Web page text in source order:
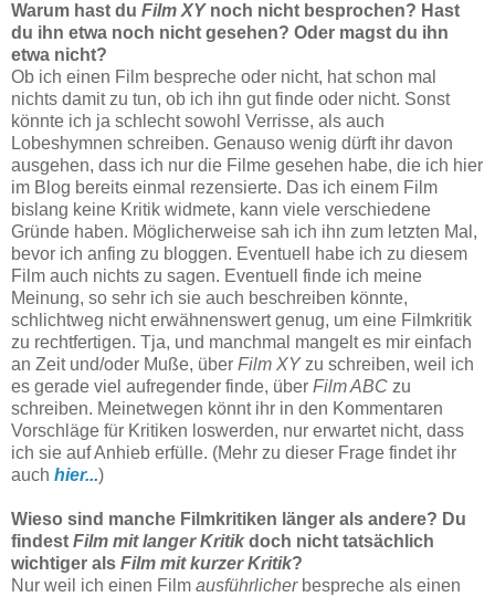
Warum hast du Film XYnoch nicht besprochen? Hast
du ihn etwa noch nicht gesehen? Oder magst du ihn
etwa nicht?
Ob ich einen Film bespreche oder nicht, hat schon mal
nichts damit zu tun, ob ich ihn gut finde oder nicht. Sonst
könnte ich ja schlecht sowohl Verrisse, als auch
Lobeshymnen schreiben. Genauso wenig dürft ihr davon
ausgehen, dass ich nur die Filme gesehen habe, die ich hier
im Blog bereits einmal rezensierte. Das ich einem Film
bislang keine Kritik widmete, kann viele verschiedene
Gründe haben. Möglicherweise sah ich ihn zum letzten Mal,
bevor ich anfing zu bloggen. Eventuell habe ich zu diesem
Film auch nichts zu sagen. Eventuell finde ich meine
Meinung, so sehr ich sie auch beschreiben könnte,
schlichtweg nicht erwähnenswert genug, um eine Filmkritik
zu rechtfertigen. Tja, und manchmal mangelt es mir einfach
an Zeit und/oder Muße, über Film XYzu schreiben, weil ich
es gerade viel aufregender finde, über Film ABC zu
schreiben. Meinetwegen könnt ihr in den Kommentaren
Vorschläge für Kritiken loswerden, nur erwartet nicht, dass
ich sie auf Anhieb erfülle. (Mehr zu dieser Frage findet ihr
auch hier...)
Wieso sind manche Filmkritiken länger als andere? Du
findest Film mit langer Kritik doch nicht tatsächlich
wichtiger als Film mit kurzer Kritik?
Nur weil ich einen Film ausführlicherbespreche als einen